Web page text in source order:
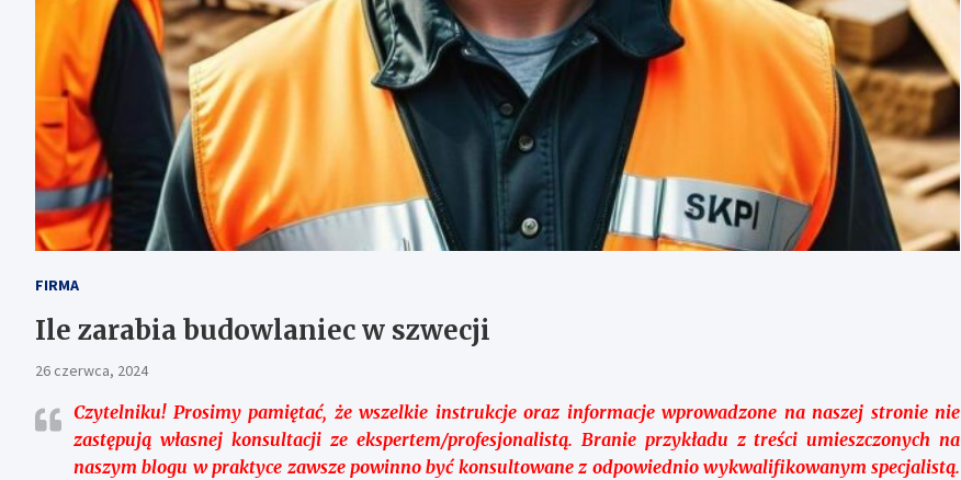
FIRMA
Ile zarabia budowlaniec w szwecji
26 czerwca, 2024
Czytelniku!Prosimy pamiętać, że wszelkie instrukcje oraz informacje wprowadzone na naszej stronie nie
zastępują własnej konsultacji ze ekspertem/profesjonalistą. Branie przykładu z treści umieszczonych na
naszym blogu w praktyce zawsze powinno być konsultowane z odpowiednio wykwalifikowanym specjalistą.